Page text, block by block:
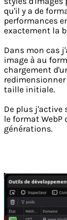
qu'il y a de
performances
exactement la
Dans mon cas
image à au
chargement
taille initiale.
De plus j'active
le format
générations.